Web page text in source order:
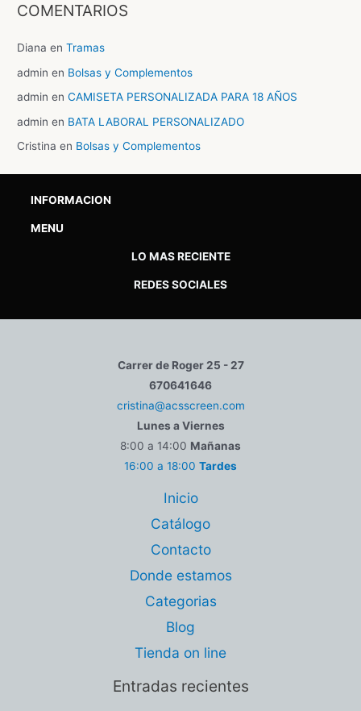
COMENTARIOS
Diana enTramas
admin en Bolsas y Complementos
admin enCAMISETA PERSONALIZADA PARA 18 AÑOS
admin en BATA LABORAL PERSONALIZADO
Cristina en Bolsas y Complementos
INFORMACION
MENU
LO MAS RECIENTE
REDES SOCIALES
Carrer de Roger 25 - 27
670641646
cristina@acsscreen.com
Lunes a Viernes
8:00 a 14:00 Mañanas
16:00 a 18:00 Tardes
Inicio
Catálogo
Contacto
Donde estamos
Categorias
Blog
Tienda on line
Entradas recientes